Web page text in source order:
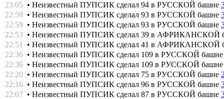
23:05 • Неизвестный ПУПСИК сделал 94 в РУССКОЙ башне
22:59 • Неизвестный ПУПСИК сделал 93 в РУССКОЙ башне
22:59 • Неизвестный ПУПСИК сделал 93 в РУССКОЙ башне
22:53 • Неизвестный ПУПСИК сделал 39 в АФРИКАНСКОЙ
22:51
• Неизвестный ПУПСИК сделал 41 в АФРИКАНСКОЙ
22:36 • Неизвестный ПУПСИК сделал 109 в РУССКОЙ
22:36 • Неизвестный ПУПСИК сделал 109 в РУССКОЙ
22:20 • Неизвестный ПУПСИК сделал 75 в РУССКОЙ башне
22:16 • Неизвестный ПУПСИК сделал 96 в РУССКОЙ башне
22:07 • Неизвестный ПУПСИК сделал 87 в РУССКОЙ башне